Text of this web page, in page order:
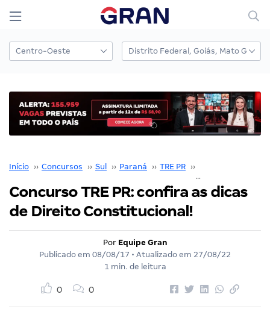
Início ›› Concursos ›› Sul ›› Paraná ›› TRE PR ››
Concurso TRE PR: confira as dicas
de Direito Constitucional!
Por Equipe Gran
Publicado em 08/08/17 • Atualizado em 27/08/22
1 min. de leitura
0 0